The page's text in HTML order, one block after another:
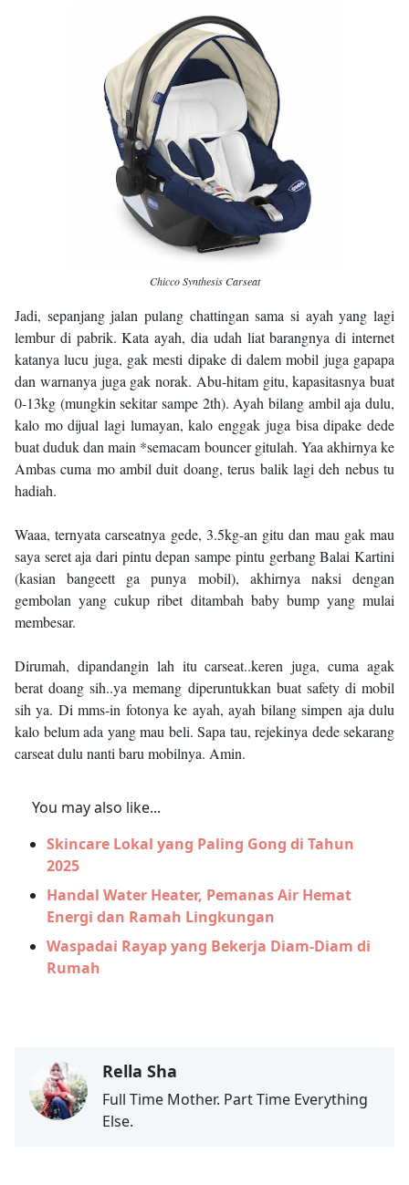
Chicco Synthesis Carseat
Jadi, sepanjang jalan pulang chattingan sama si ayah yang lagi
lembur di pabrik. Kata ayah, dia udah liat barangnya di internet
katanya lucu juga, gak mesti dipake di dalem mobil juga gapapa
dan warnanya juga gak norak. Abu-hitam gitu, kapasitasnya buat
0-13kg (mungkin sekitar sampe 2th). Ayah bilang ambil aja dulu,
kalo mo dijual lagi lumayan, kalo enggak juga bisa dipake dede
buat duduk dan main *semacam bouncer gitulah. Yaa akhirnya ke
Ambas cuma mo ambil duit doang, terus balik lagi deh nebus tu
hadiah.
Waaa, ternyata carseatnya gede, 3.5kg-an gitu dan mau gak mau
saya seret aja dari pintu depan sampe pintu gerbang Balai Kartini
(kasian bangeett ga punya mobil), akhirnya naksi dengan
gembolan yang cukup ribet ditambah baby bump yang mulai
membesar.
Dirumah, dipandangin lah itu carseat..keren juga, cuma agak
berat doang sih..ya memang diperuntukkan buat safety di mobil
sih ya. Di mms-in fotonya ke ayah, ayah bilang simpen aja dulu
kalo belum ada yang mau beli. Sapa tau, rejekinya dede sekarang
carseat dulu nanti baru mobilnya. Amin.
You may also like...
Skincare Lokal yang Paling Gong di Tahun
2025
Handal Water Heater, Pemanas Air Hemat
Energi dan Ramah Lingkungan
Waspadai Rayap yang Bekerja Diam-Diam di
Rumah
Rella Sha
Full Time Mother. Part Time Everything
Else.